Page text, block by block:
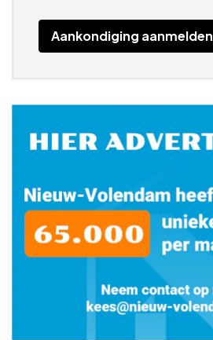
Aankondiging aanmelden